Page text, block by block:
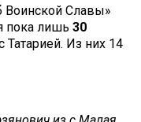
Воинской Славы»
пока лишь 30
Татарией. Из них 14